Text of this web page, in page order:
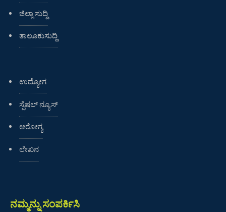
ಜಿಲ್ಲಾ ಸುದ್ದಿ
ತಾಲೂಕುಸುದ್ದಿ
ಉದ್ಯೋಗ
ಸ್ಪೆಷಲ್ ನ್ಯೂಸ್
ಆರೋಗ್ಯ
ಲೇಖನ
ನಮ್ಮನ್ನು ಸಂಪರ್ಕಿಸಿ